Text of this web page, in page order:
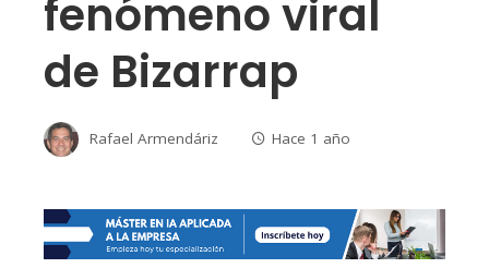
fenómeno viral
de Bizarrap
Rafael Armendáriz Hace 1 año